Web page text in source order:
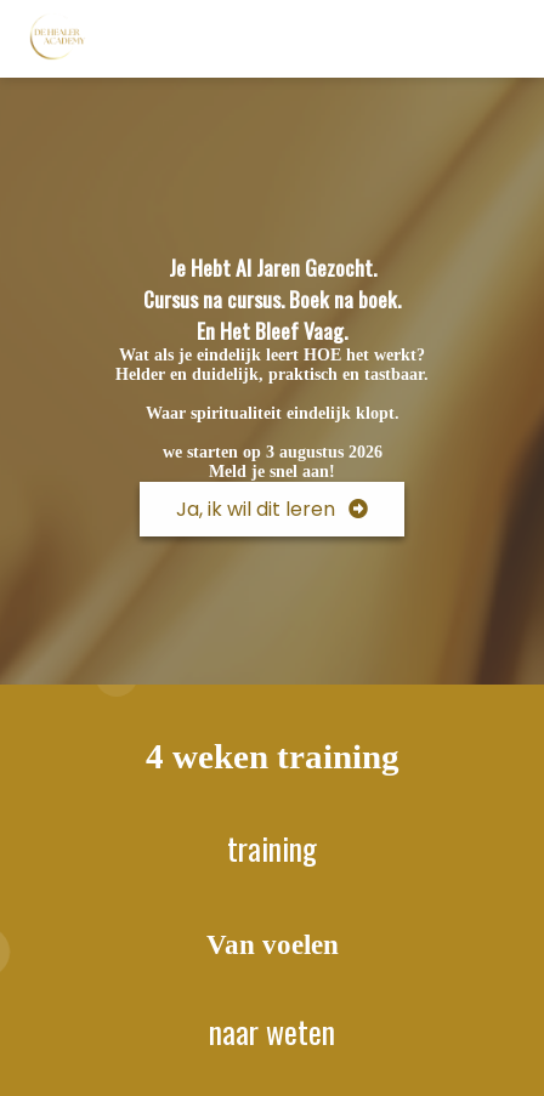
Je Hebt Al Jaren Gezocht.
Cursus na cursus. Boek na boek.
En Het Bleef Vaag.
Wat als je eindelijk leert HOE het werkt?
Helder en duidelijk, praktisch en tastbaar.
Waar spiritualiteit eindelijk klopt.
we starten op 3 augustus 2026
Meld je snel aan!
Ja, ik wil dit leren
4 weken training
training
Van voelen
naar weten